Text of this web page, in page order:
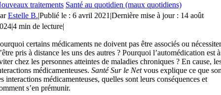
traitements Santé au quotidien (maux quotidiens)
Estelle B.|Publié le : 6 avril 2021 |Dernière mise à jour : 14 août
|4 min de lecture|
certains médicaments ne doivent pas être associés ou
pris à distance les uns des autres ? Pourquoi l’automédication est à
chez les personnes atteintes de maladies chroniques ? En cause,
médicamenteuses. Santé Sur le Netvous explique ce que
interactions médicamenteuses, quelles sont leurs conséquences et
s’en prémunir.